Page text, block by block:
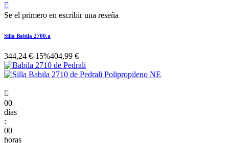

Se el primero en escribir una reseña
Silla Babila 2700.a
344,24 €-15%404,99 €

00
días
:
00
horas